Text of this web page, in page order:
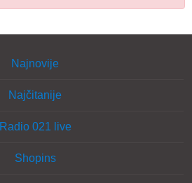
Najnovije
Najčitanije
Radio 021 live
Shopins